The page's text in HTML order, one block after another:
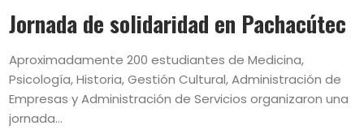
Jornada de solidaridad en Pachacútec
Aproximadamente 200 estudiantes de Medicina,
Psicología, Historia, Gestión Cultural, Administración de
Empresas y Administración de Servicios organizaron una
jornada...